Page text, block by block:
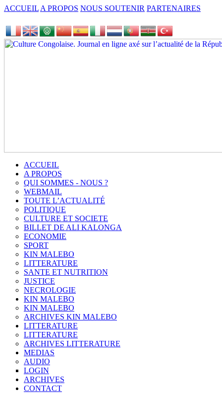
ACCUEIL A PROPOS NOUS SOUTENIR PARTENAIRES
ACCUEIL
A PROPOS
QUI SOMMES - NOUS ?
WEBMAIL
TOUTE L’ACTUALITÉ
POLITIQUE
CULTURE ET SOCIETE
BILLET DE ALI KALONGA
ECONOMIE
SPORT
KIN MALEBO
LITTERATURE
SANTE ET NUTRITION
JUSTICE
NECROLOGIE
KIN MALEBO
KIN MALEBO
ARCHIVES KIN MALEBO
LITTERATURE
LITTERATURE
ARCHIVES LITTERATURE
MEDIAS
AUDIO
LOGIN
ARCHIVES
CONTACT